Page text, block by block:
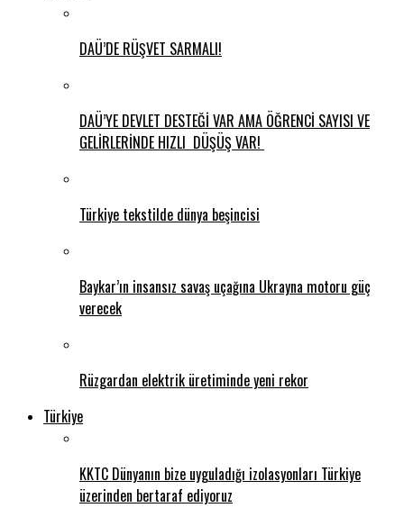
DAÜ’DE RÜŞVET SARMALI!
DAÜ’YE DEVLET DESTEĞİ VAR AMA ÖĞRENCİ SAYISI VE
GELİRLERİNDE HIZLI DÜŞÜŞ VAR!
Türkiye tekstilde dünya beşincisi
Baykar’ın insansız savaş uçağına Ukrayna motoru güç
verecek
Rüzgardan elektrik üretiminde yeni rekor
Türkiye
KKTC Dünyanın bize uyguladığı izolasyonları Türkiye
üzerinden bertaraf ediyoruz